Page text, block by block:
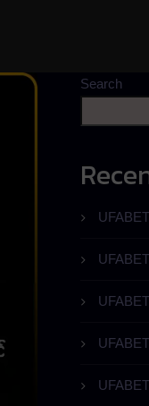
Search